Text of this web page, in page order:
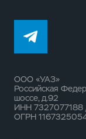
ООО «УАЗ»
Российская
шоссе, д.92
ИНН 7327077188
ОГРН